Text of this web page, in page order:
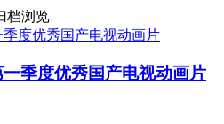
档浏览
季度优秀国产电视动画片